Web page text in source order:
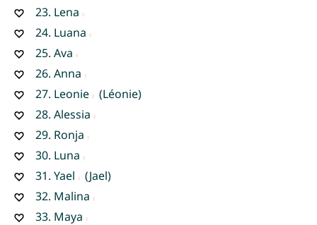
23. Lena
24. Luana
25. Ava
26. Anna
27. Leonie
(Léonie)
28. Alessia
29. Ronja
30. Luna
31. Yael
(Jael)
32. Malina
33. Maya